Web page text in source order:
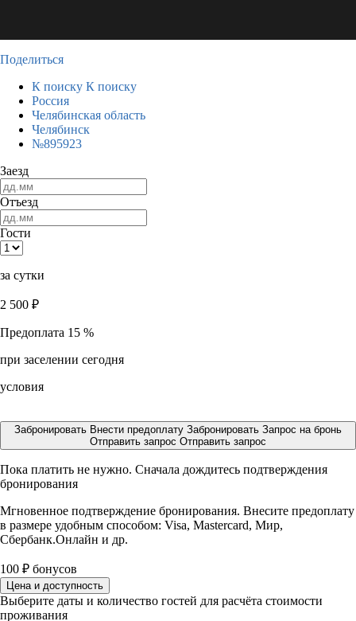
Поделиться
К поиску К поиску
Россия
Челябинская область
Челябинск
№895923
Заезд
Отъезд
Гости
за сутки
2 500 ₽
Предоплата 15 %
при заселении сегодня
условия
Забронировать Внести предоплату Забронировать Запрос на бронь
Отправить запрос Отправить запрос
Пока платить не нужно. Сначала дождитесь подтверждения
бронирования
Мгновенное подтверждение бронирования. Внесите предоплату
в размере удобным способом: Visa, Mastercard, Мир,
Сбербанк.Онлайн и др.
100 ₽ бонусов
Цена и доступность
Выберите даты и количество гостей для расчёта стоимости
проживания